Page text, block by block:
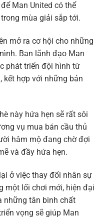
Man United có thể
mùa giải sắp tới.
mở ra cơ hội cho những
Ban lãnh đạo Man
phát triển đội hình từ
kết hợp với những bản
này hứa hẹn sẽ rất sôi
vụ mua bán cầu thủ
hâm mộ đang chờ đợi
và đầy hứa hẹn.
ở việc thay đổi nhân sự
một lối chơi mới, hiện đại
những tân binh chất
vọng sẽ giúp Man